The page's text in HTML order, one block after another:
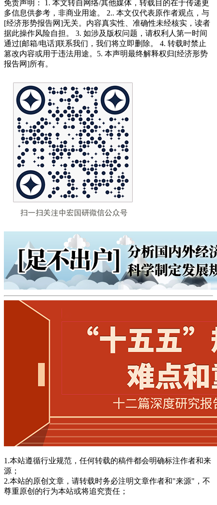
免责声明： 1. 本文转自网络/其他媒体，转载目的在于传递更
多信息供参考，非商业用途。 2.. 本文仅代表原作者观点，与
[经济形势报告网]无关。内容真实性、准确性未经核实，读者
据此操作风险自担。 3. 如涉及版权问题，请权利人第一时间
通过[邮箱/电话]联系我们，我们将立即删除。 4. 转载时禁止
篡改内容或用于违法用途。5. 本声明最终解释权归[经济形势
报告网]所有。
1.本站遵循行业规范，任何转载的稿件都会明确标注作者和来
源；
2.本站的原创文章，请转载时务必注明文章作者和"来源"，不
尊重原创的行为本站或将追究责任；